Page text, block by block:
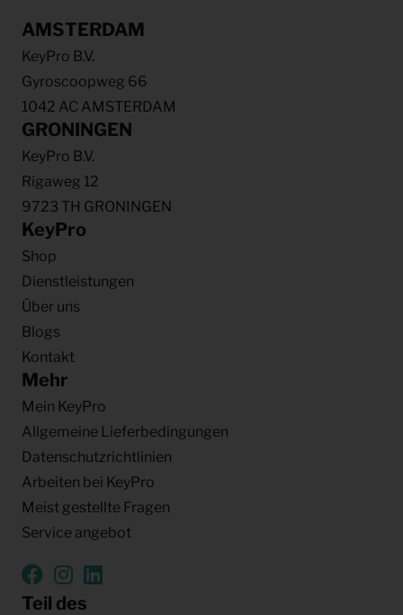
AMSTERDAM
KeyPro B.V.
Gyroscoopweg 66
1042 AC AMSTERDAM
GRONINGEN
KeyPro B.V.
Rigaweg 12
9723 TH GRONINGEN
KeyPro
Shop
Dienstleistungen
Über uns
Blogs
Kontakt
Mehr
Mein KeyPro
Allgemeine Lieferbedingungen
Datenschutzrichtlinien
Arbeiten bei KeyPro
Meist gestellte Fragen
Service angebot
Teil des